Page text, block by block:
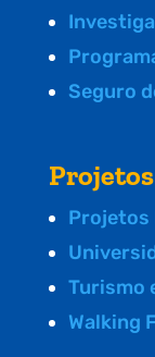
Seguro
Projetos
Projetos
Turismo
Walking